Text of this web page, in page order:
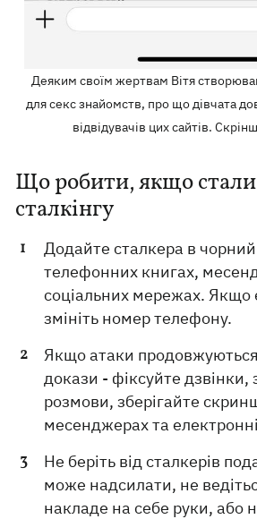
Деяким своїм жертвам Вітя
для секс знайомств, про що дівчата
відвідувачів цих сайтів.
Що робити, якщо
сталкінгу
Додайте сталкера в чорний
телефонних книгах,
соціальних мережах. Якщо
змініть номер телефону.
Якщо атаки
докази - фіксуйте дзвінки,
розмови, зберігайте
месенджерах та
Не беріть від сталкерів
може надсилати, не
накладе на себе руки, або